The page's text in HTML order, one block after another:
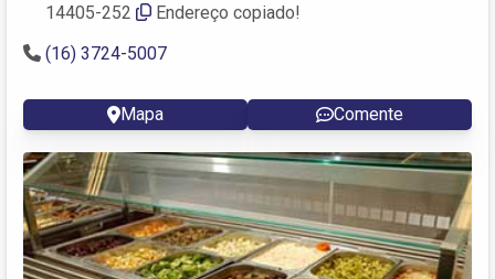
14405-252
Endereço copiado!
(16) 3724-5007
Mapa Comente